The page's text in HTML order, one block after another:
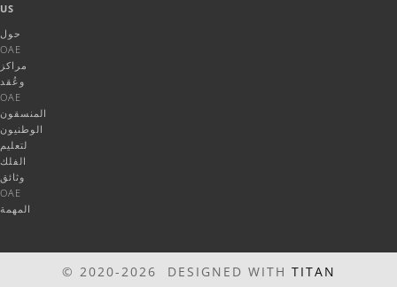
US
حول
OAE
مراكز
وعُقد
OAE
المنسقون
الوطنيون
لتعليم
الفلك
وثائق
OAE
المهمة
© 2020-2026 DESIGNED WITH TITAN